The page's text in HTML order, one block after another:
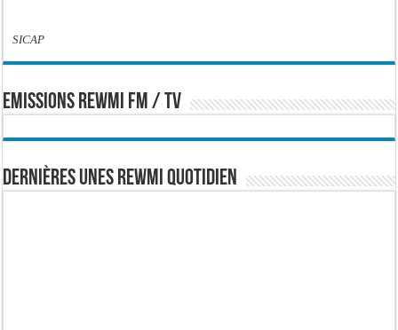
SICAP
EMISSIONS REWMI FM / TV
Dernières Unes Rewmi Quotidien